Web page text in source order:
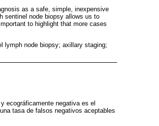
as a safe, simple, inexpensive
sentinel node biopsy allows us to
to highlight that more cases
lymph node biopsy; axillary staging;
ecográficamente negativa es el
tasa de falsos negativos aceptables